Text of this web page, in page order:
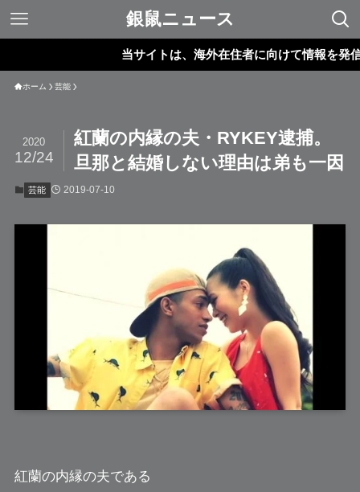
銀鼠ニュース
当サイトは、海外在住者に向けて情報を発信してい
ホーム 芸能
紅蘭の内縁の夫・RYKEY逮捕。
旦那と結婚しない理由は弟も一因
2020
12/24
芸能 2019-07-10
紅蘭の内縁の夫である